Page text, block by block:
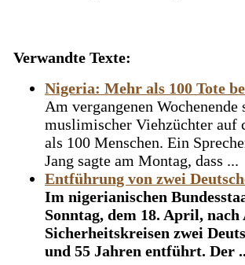
Verwandte Texte:
Nigeria: Mehr als 100 Tote
Am vergangenen
muslimischer Viehzüchter
als 100 Menschen. Ein
Jang sagte am Montag, dass ...
Entführung von zwei
Im nigerianischen
Sonntag, dem 18. April, nach
Sicherheitskreisen zwei
und 55 Jahren entführt. Der